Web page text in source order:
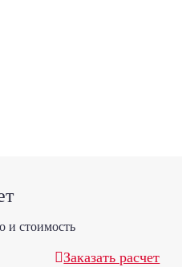
и стоимость
Заказать расчет